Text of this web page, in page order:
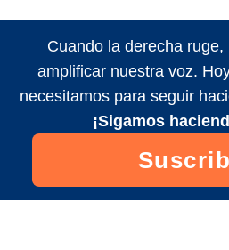
Cuando la derecha
amplificar nuestra voz.
necesitamos para seguir
¡Sigamos